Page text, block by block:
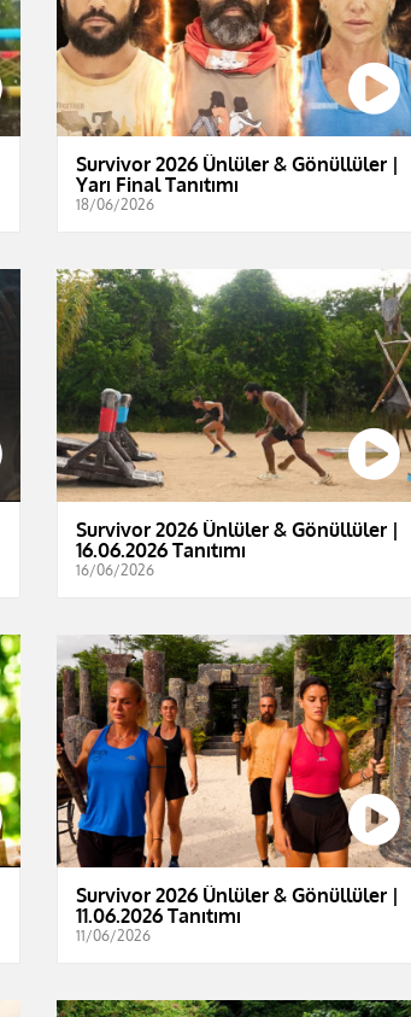
Survivor 2026 Ünlüler & Gönüllüler |
Yarı Final Tanıtımı
18/06/2026
Survivor 2026 Ünlüler & Gönüllüler |
16.06.2026 Tanıtımı
16/06/2026
Survivor 2026 Ünlüler & Gönüllüler |
11.06.2026 Tanıtımı
11/06/2026